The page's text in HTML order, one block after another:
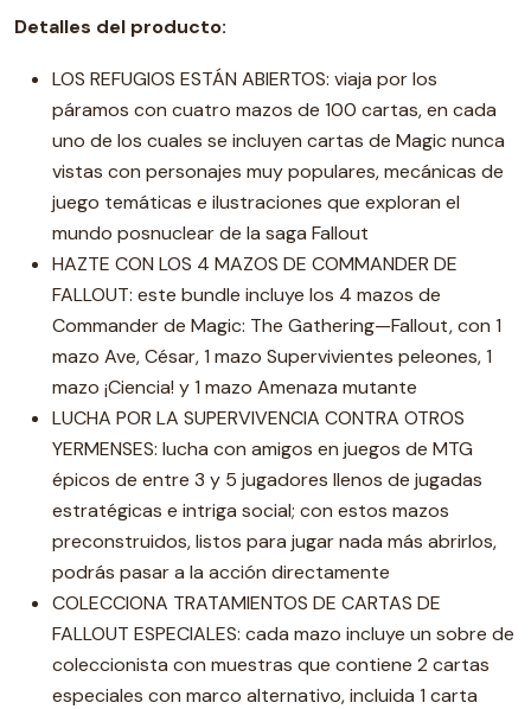
Detalles del producto:
LOS REFUGIOS ESTÁN ABIERTOS: viaja por los
páramos con cuatro mazos de 100 cartas, en cada
uno de los cuales se incluyen cartas de Magic nunca
vistas con personajes muy populares, mecánicas de
juego temáticas e ilustraciones que exploran el
mundo posnuclear de la saga Fallout
HAZTE CON LOS 4 MAZOS DE COMMANDER DE
FALLOUT: este bundle incluye los 4 mazos de
Commander de Magic: The Gathering—Fallout, con 1
mazo Ave, César, 1 mazo Supervivientes peleones, 1
mazo ¡Ciencia! y 1 mazo Amenaza mutante
LUCHA POR LA SUPERVIVENCIA CONTRA OTROS
YERMENSES: lucha con amigos en juegos de MTG
épicos de entre 3 y 5 jugadores llenos de jugadas
estratégicas e intriga social; con estos mazos
preconstruidos, listos para jugar nada más abrirlos,
podrás pasar a la acción directamente
COLECCIONA TRATAMIENTOS DE CARTAS DE
FALLOUT ESPECIALES: cada mazo incluye un sobre de
coleccionista con muestras que contiene 2 cartas
especiales con marco alternativo, incluida 1 carta